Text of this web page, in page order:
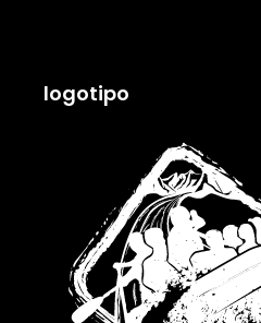
logotipo